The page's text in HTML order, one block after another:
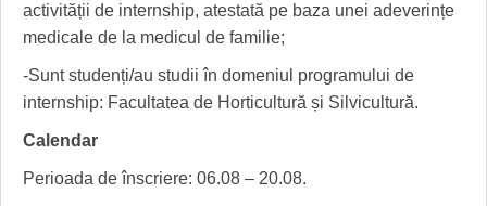
activității de internship, atestată pe baza unei adeverințe
medicale de la medicul de familie;
-Sunt studenți/au studii în domeniul programului de
internship: Facultatea de Horticultură și Silvicultură.
Calendar
Perioada de înscriere: 06.08 – 20.08.